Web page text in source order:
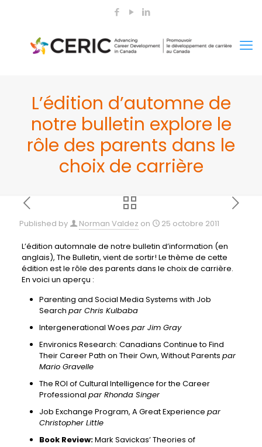
L’édition d’automne de
notre bulletin explore le
rôle des parents dans le
choix de carrière
Published by Norman Valdez on 25 octobre 2011
L’édition automnale de notre bulletin d’information (en
anglais), The Bulletin, vient de sortir! Le thème de cette
édition est le rôle des parents dans le choix de carrière.
En voici un aperçu :
Parenting and Social Media Systems with Job
Search par Chris Kulbaba
Intergenerational Woes par Jim Gray
Environics Research: Canadians Continue to Find
Their Career Path on Their Own, Without Parents par
Mario Gravelle
The ROI of Cultural Intelligence for the Career
Professional par Rhonda Singer
Job Exchange Program, A Great Experience par
Christopher Little
Book Review:Mark Savickas’ Theories of